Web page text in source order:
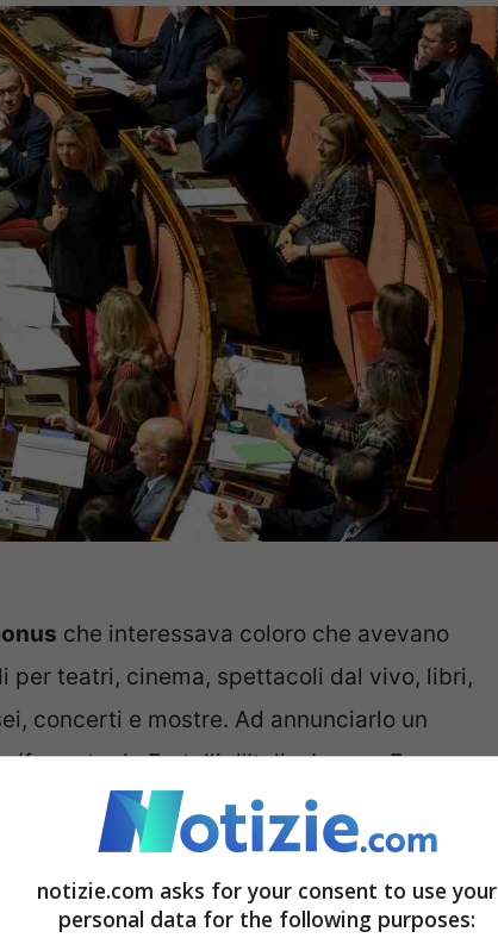
che interessava coloro che avevano
per teatri, cinema, spettacoli dal vivo, libri,
concerti e mostre. Ad annunciarlo un
da Fratelli d’Italia, Lega e Forza
le misure (dal valore di 230 milioni di
al sostegno del mondo della cultura e
notizie.com asks for your consent to use your
personal data for the following purposes: